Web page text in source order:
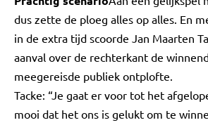
dus zette de ploeg alles op alles. En
in de extra tijd scoorde Jan Maarten
aanval over de rechterkant de
meegereisde publiek ontplofte.
Tacke: “Je gaat er voor tot het
mooi dat het ons is gelukt om te